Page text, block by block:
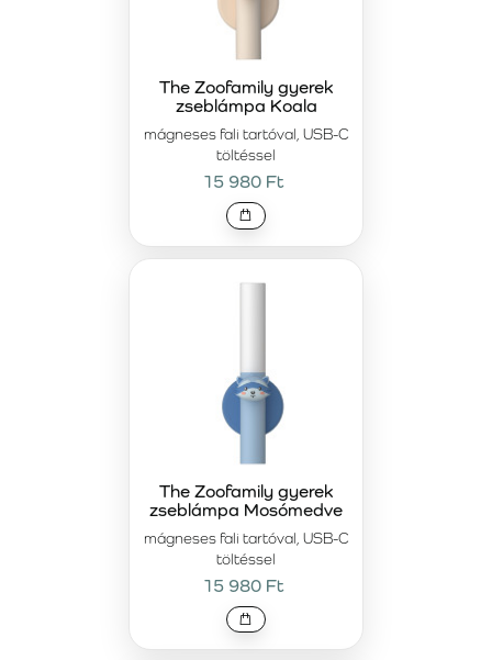
mágneses fali tartóval, USB-C
töltéssel
The Zoofamily gyerek
zseblámpa Koala
15 980 Ft
mágneses fali tartóval, USB-C
töltéssel
The Zoofamily gyerek
zseblámpa Mosómedve
15 980 Ft